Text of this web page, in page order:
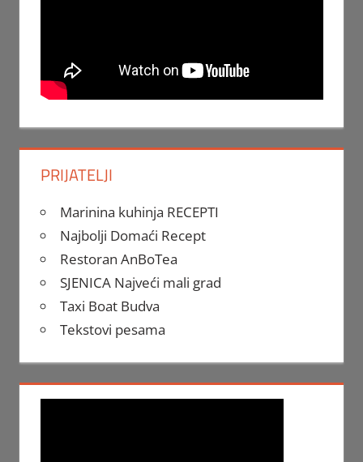
PRIJATELJI
Marinina kuhinja RECEPTI
Najbolji Domaći Recept
Restoran AnBoTea
SJENICA Najveći mali grad
Taxi Boat Budva
Tekstovi pesama